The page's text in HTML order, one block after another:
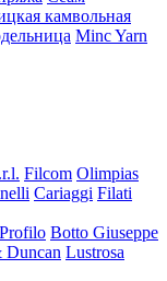
камвольная
Minc Yarn
Filcom Olimpias
Cariaggi Filati
Profilo Botto Giuseppe
Duncan Lustrosa